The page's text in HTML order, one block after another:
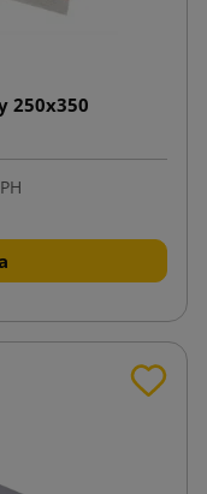
250x350